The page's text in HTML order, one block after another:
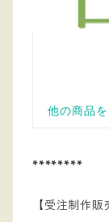
********
【受注制作